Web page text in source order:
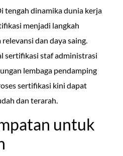
tengah dinamika dunia kerja
menjadi langkah
dan daya saing.
sertifikasi staf administrasi
lembaga pendamping
sertifikasi kini dapat
dan terarah.
untuk